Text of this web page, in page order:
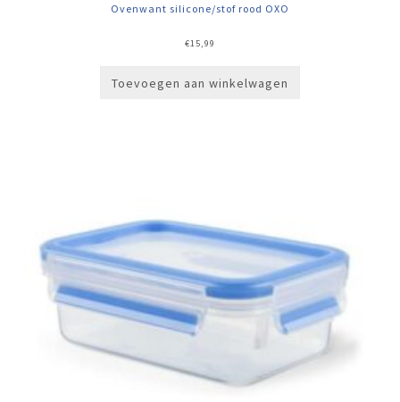
Ovenwant silicone/stof rood OXO
€15,99
Toevoegen aan winkelwagen